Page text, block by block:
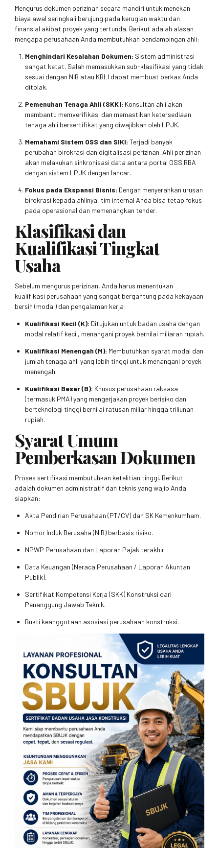
Mengurus dokumen perizinan secara mandiri untuk menekan
biaya awal seringkali berujung pada kerugian waktu dan
finansial akibat proyek yang tertunda. Berikut adalah alasan
mengapa perusahaan Anda membutuhkan pendampingan ahli:
Menghindari Kesalahan Dokumen: Sistem administrasi
sangat ketat. Salah memasukkan sub-klasifikasi yang tidak
sesuai dengan NIB atau KBLI dapat membuat berkas Anda
ditolak.
Pemenuhan Tenaga Ahli (SKK): Konsultan ahli akan
membantu memverifikasi dan memastikan ketersediaan
tenaga ahli bersertifikat yang diwajibkan oleh LPJK.
Memahami Sistem OSS dan SIKI: Terjadi banyak
perubahan birokrasi dan digitalisasi perizinan. Ahli perizinan
akan melakukan sinkronisasi data antara portal OSS RBA
dengan sistem LPJK dengan lancar.
Fokus pada Ekspansi Bisnis: Dengan menyerahkan urusan
birokrasi kepada ahlinya, tim internal Anda bisa tetap fokus
pada operasional dan memenangkan tender.
Klasifikasi dan
Kualifikasi Tingkat
Usaha
Sebelum mengurus perizinan, Anda harus menentukan
kualifikasi perusahaan yang sangat bergantung pada kekayaan
bersih (modal) dan pengalaman kerja:
Kualifikasi Kecil (K): Ditujukan untuk badan usaha dengan
modal relatif kecil, menangani proyek bernilai miliaran rupiah.
Kualifikasi Menengah (M): Membutuhkan syarat modal dan
jumlah tenaga ahli yang lebih tinggi untuk menangani proyek
menengah.
Kualifikasi Besar (B): Khusus perusahaan raksasa
(termasuk PMA) yang mengerjakan proyek berisiko dan
berteknologi tinggi bernilai ratusan miliar hingga triliunan
rupiah.
Syarat Umum
Pemberkasan Dokumen
Proses sertifikasi membutuhkan ketelitian tinggi. Berikut
adalah dokumen administratif dan teknis yang wajib Anda
siapkan:
Akta Pendirian Perusahaan (PT/CV) dan SK Kemenkumham.
Nomor Induk Berusaha (NIB) berbasis risiko.
NPWP Perusahaan dan Laporan Pajak terakhir.
Data Keuangan (Neraca Perusahaan / Laporan Akuntan
Publik).
Sertifikat Kompetensi Kerja (SKK) Konstruksi dari
Penanggung Jawab Teknik.
Bukti keanggotaan asosiasi perusahaan konstruksi.